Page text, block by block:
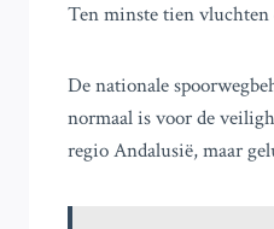
Ten minste tien vluchten
De nationale
normaal is voor de
regio Andalusië, maar